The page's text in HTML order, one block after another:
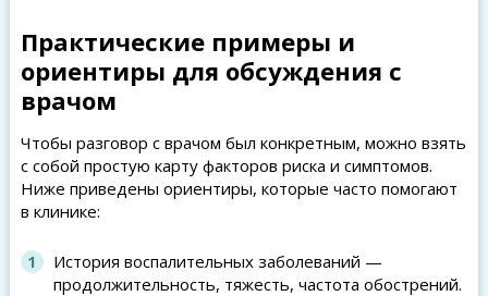
Практические примеры и
ориентиры для обсуждения с
врачом
Чтобы разговор с врачом был конкретным, можно взять
с собой простую карту факторов риска и симптомов.
Ниже приведены ориентиры, которые часто помогают
в клинике:
История воспалительных заболеваний —
продолжительность, тяжесть, частота обострений.